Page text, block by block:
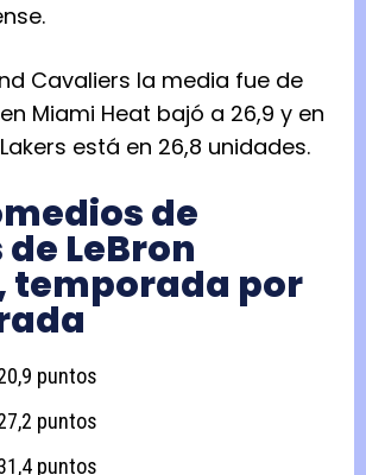
Cavaliers la media fue de
Miami Heat bajó a 26,9 y en
está en 26,8 unidades.
de
LeBron
temporada por
puntos
puntos
puntos